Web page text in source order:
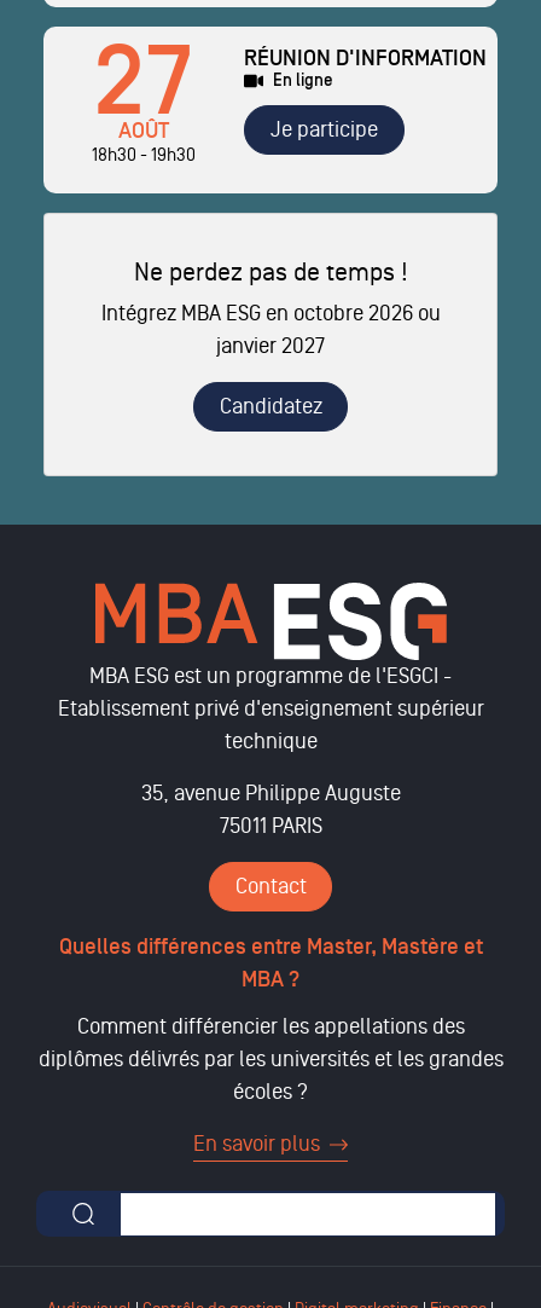
27
AOÛT
18h30 - 19h30
RÉUNION D'INFORMATION
En ligne
Je participe
Ne perdez pas de temps !
Intégrez MBA ESG en octobre 2026 ou
janvier 2027
Candidatez
MBA ESG est un programme de l'ESGCI -
Etablissement privé d'enseignement supérieur
technique
35, avenue Philippe Auguste
75011 PARIS
Contact
Quelles différences entre Master, Mastère et
MBA ?
Comment différencier les appellations des
diplômes délivrés par les universités et les grandes
écoles ?
En savoir plus
Formulaire de recherche